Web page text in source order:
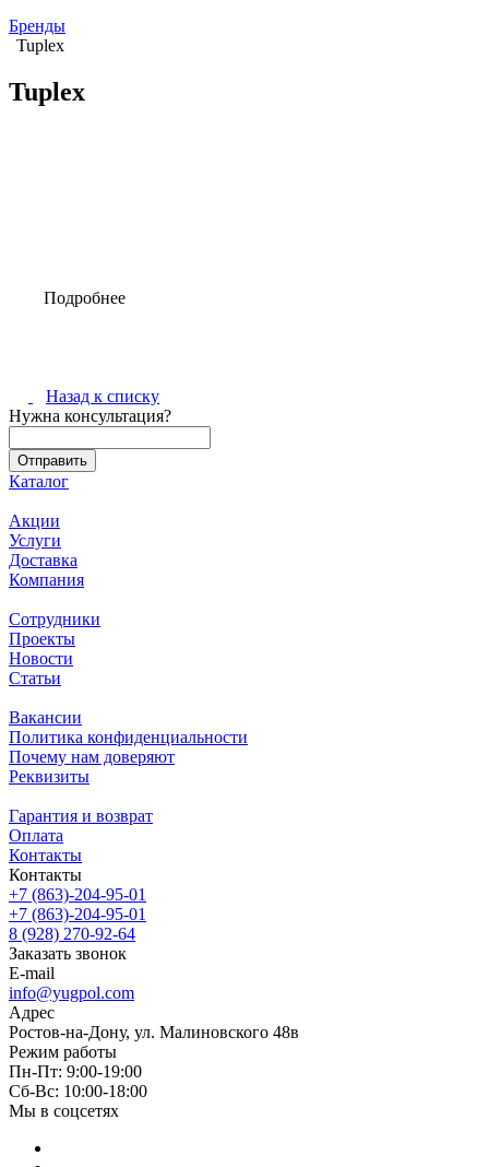
Бренды
Tuplex
Tuplex
Подробнее
Назад к списку
Нужна консультация?
Каталог
Акции
Услуги
Доставка
Компания
Сотрудники
Проекты
Новости
Статьи
Вакансии
Политика конфиденциальности
Почему нам доверяют
Реквизиты
Гарантия и возврат
Оплата
Контакты
Контакты
+7 (863)-204-95-01
+7 (863)-204-95-01
8 (928) 270-92-64
Заказать звонок
E-mail
info@yugpol.com
Адрес
Ростов-на-Дону, ул. Малиновского 48в
Режим работы
Пн-Пт: 9:00-19:00
Cб-Вс: 10:00-18:00
Мы в соцсетях